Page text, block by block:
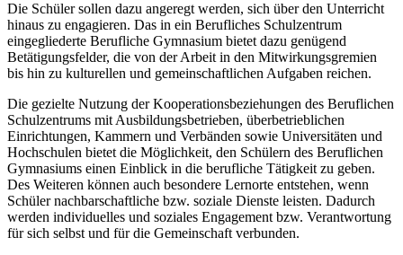
Die Schüler sollen dazu angeregt werden, sich über den Unterricht
hinaus zu engagieren. Das in ein Berufliches Schulzentrum
eingegliederte Berufliche Gymnasium bietet dazu genügend
Betätigungsfelder, die von der Arbeit in den Mitwirkungsgremien
bis hin zu kulturellen und gemeinschaftlichen Aufgaben reichen.
Die gezielte Nutzung der Kooperationsbeziehungen des Beruflichen
Schulzentrums mit Ausbildungsbetrieben, überbetrieblichen
Einrichtungen, Kammern und Verbänden sowie Universitäten und
Hochschulen bietet die Möglichkeit, den Schülern des Beruflichen
Gymnasiums einen Einblick in die berufliche Tätigkeit zu geben.
Des Weiteren können auch besondere Lernorte entstehen, wenn
Schüler nachbarschaftliche bzw. soziale Dienste leisten. Dadurch
werden individuelles und soziales Engagement bzw. Verantwortung
für sich selbst und für die Gemeinschaft verbunden.